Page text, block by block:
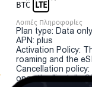
BTC LTE
Λοιπές Πληροφορίες
Plan type: Data only
APN: plus
Activation Policy:
roaming and the
Cancellation
once the "install